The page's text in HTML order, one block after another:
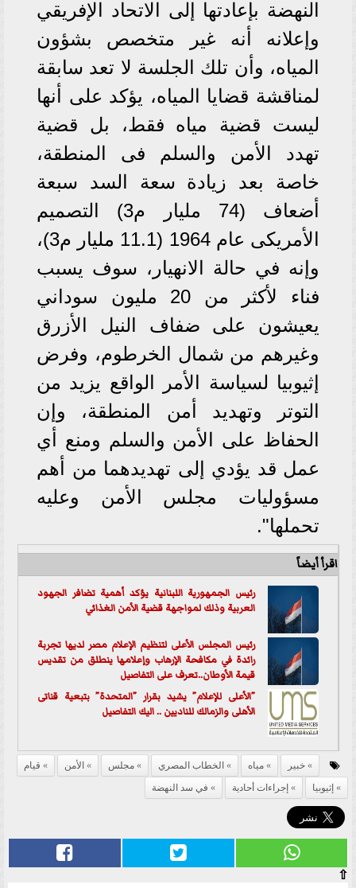
النهضة بإعادتها إلى الاتحاد الإفريقي
وإعلانه أنه غير متخصص بشؤون
المياه، وأن تلك الجلسة لا تعد سابقة
لمناقشة قضايا المياه، يؤكد على أنها
ليست قضية مياه فقط، بل قضية
تهدد الأمن والسلم فى المنطقة،
خاصة بعد زيادة سعة السد سبعة
أضعاف (74 مليار م3) التصميم
الأمريكى عام 1964 (11.1 مليار م3)،
وإنه في حالة الانهيار، سوف يسبب
فناء لأكثر من 20 مليون سوداني
يعيشون على ضفاف النيل الأزرق
وغيرهم من شمال الخرطوم، وفرض
إثيوبيا لسياسة الأمر الواقع يزيد من
التوتر وتهديد أمن المنطقة، وإن
الحفاظ على الأمن والسلم ومنع أي
عمل قد يؤدي إلى تهديدهما من أهم
مسؤوليات مجلس الأمن وعليه
تحملها".
اقرأ أيضاً
رئيس الجمهورية اللبنانية يؤكد أهمية تضافر الجهود
العربية وذلك لمواجهة قضية الأمن الغذائي
رئيس المجلس الأعلى لتنظيم الإعلام مصر لديها تجربة
رائدة في مكافحة الإرهاب وإعلامها ينطلق من تقديس
قيمة الأوطان..تعرف على التفاصيل
”الأعلى للإعلام” يشيد بقرار ”المتحدة” بتبعية قناتى
الأهلى والزمالك للناديين .. اليك التفاصيل
خبير مياه الخطاب المصري مجلس الأمن
قيام
إثيوبيا
إجراءات أحادية في سد النهضة
⇧